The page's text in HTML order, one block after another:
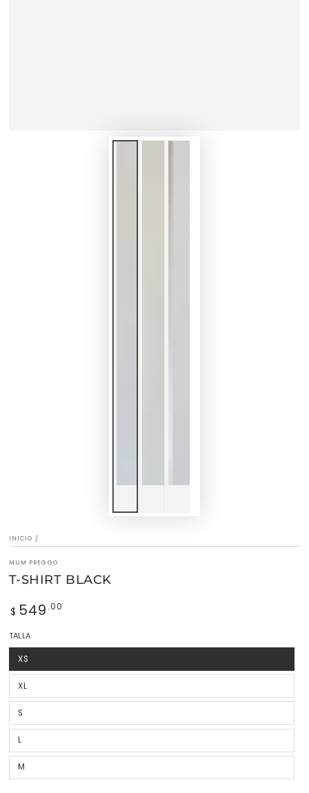
INICIO /
MUM PREGGO
T-SHIRT BLACK
Precio
regular
$ 549 .00
TALLA
XS
Variante
agotada
o
no
disponible
XL
Variante
agotada
o
no
disponible
S
Variante
agotada
o
no
disponible
L
Variante
agotada
o
no
disponible
M
Variante
agotada